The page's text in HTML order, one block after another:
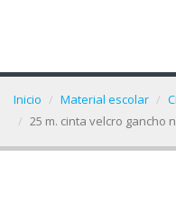
Inicio Material escolar
25 m. cinta velcro gancho